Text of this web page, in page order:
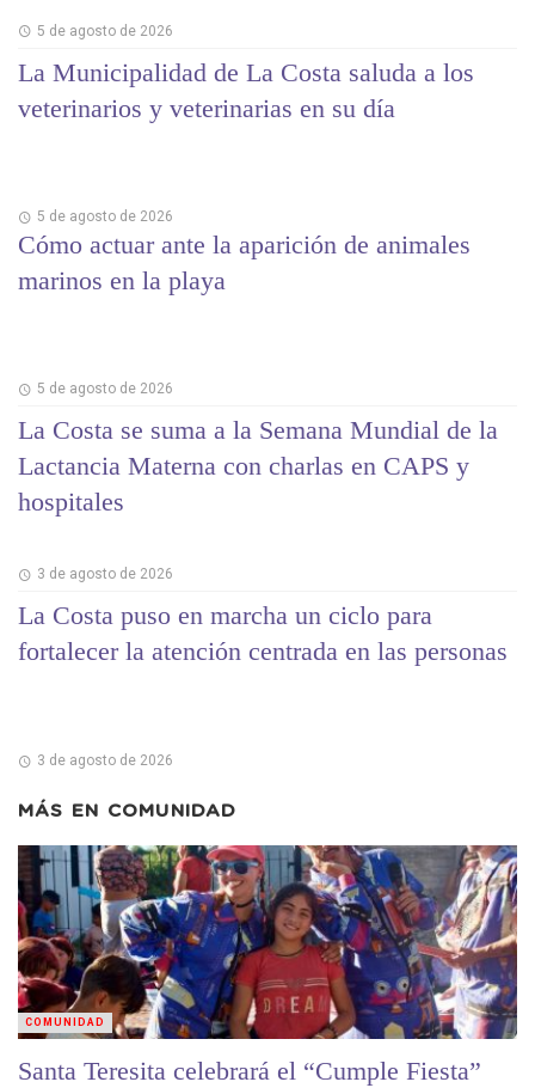
5 de agosto de 2026
La Municipalidad de La Costa saluda a los
veterinarios y veterinarias en su día
5 de agosto de 2026
Cómo actuar ante la aparición de animales
marinos en la playa
5 de agosto de 2026
La Costa se suma a la Semana Mundial de la
Lactancia Materna con charlas en CAPS y
hospitales
3 de agosto de 2026
La Costa puso en marcha un ciclo para
fortalecer la atención centrada en las personas
3 de agosto de 2026
MÁS EN COMUNIDAD
Santa Teresita celebrará el “Cumple Fiesta”
COMUNIDAD